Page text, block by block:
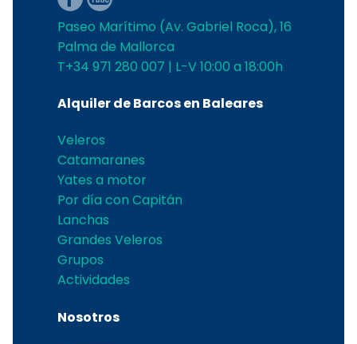
Paseo Marítimo (Av. Gabriel Roca), 16
Palma de Mallorca
T+34 971 280 007 | L-V 10:00 a 18:00h
Alquiler de Barcos en Baleares
Veleros
Catamaranes
Yates a motor
Por día con Capitán
Lanchas
Grandes Veleros
Grupos
Actividades
Nosotros